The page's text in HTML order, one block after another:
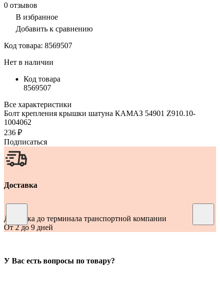
0 отзывов
В избранное
Добавить к сравнению
Код товара: 8569507
Нет в наличии
Код товара
8569507
Все характеристики
Болт крепления крышки шатуна КАМАЗ 54901 Z910.10-
1004062
236 ₽
Подписаться
Доставка
Доставка до терминала транспортной компании
От 2 до 9 дней
У Вас есть вопросы по товару?